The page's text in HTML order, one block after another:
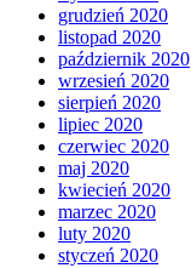
grudzień 2020
listopad 2020
październik 2020
wrzesień 2020
sierpień 2020
lipiec 2020
czerwiec 2020
maj 2020
kwiecień 2020
marzec 2020
luty 2020
styczeń 2020